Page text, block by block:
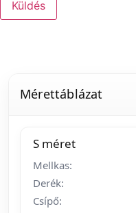
Mérettáblázat
S méret
Mellkas:
Derék:
Csípő: